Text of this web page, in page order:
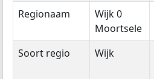
Regionaam
Wijk 0
Moortsele
Soort regio Wijk